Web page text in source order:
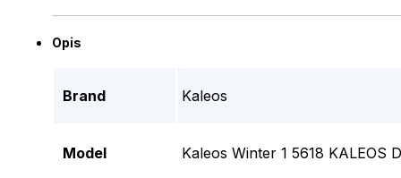
Opis
Brand Kaleos
Model Kaleos Winter 1 5618 KALEOS